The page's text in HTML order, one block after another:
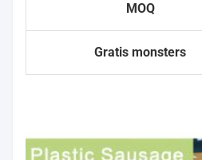
MOQ
Gratis monsters